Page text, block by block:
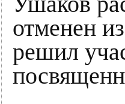
отменен
решил